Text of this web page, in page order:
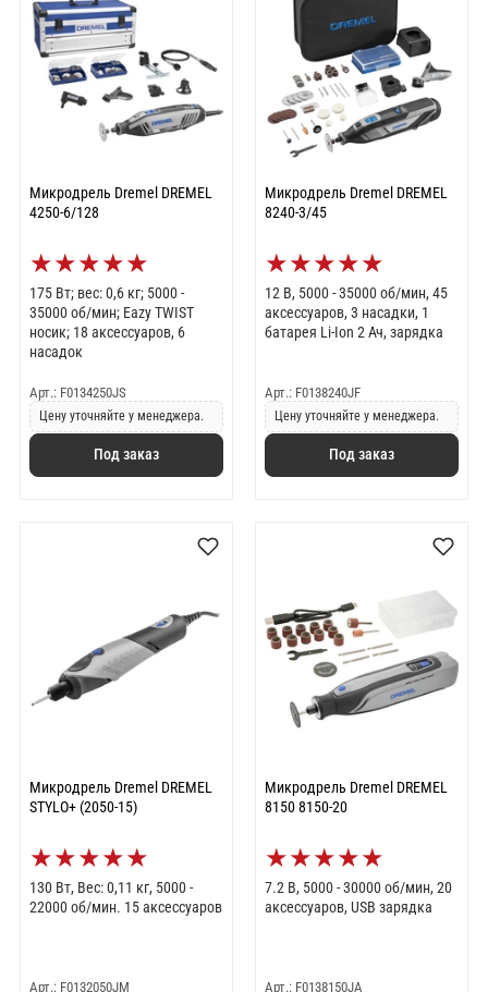
Микродрель Dremel DREMEL
4250-6/128
★★★★★
175 Вт; вес: 0,6 кг; 5000 -
35000 об/мин; Eazy TWIST
носик; 18 аксессуаров, 6
насадок
Арт.: F0134250JS
Цену уточняйте у менеджера.
Под заказ
Микродрель Dremel DREMEL
8240-3/45
★★★★★
12 В, 5000 - 35000 об/мин, 45
аксессуаров, 3 насадки, 1
батарея Li-Ion 2 Ач, зарядка
Арт.: F0138240JF
Цену уточняйте у менеджера.
Под заказ
Микродрель Dremel DREMEL
STYLO+ (2050-15)
★★★★★
130 Вт, Вес: 0,11 кг, 5000 -
22000 об/мин. 15 аксессуаров
Арт.: F0132050JM
Микродрель Dremel DREMEL
8150 8150-20
★★★★★
7.2 В, 5000 - 30000 об/мин, 20
аксессуаров, USB зарядка
Арт.: F0138150JA